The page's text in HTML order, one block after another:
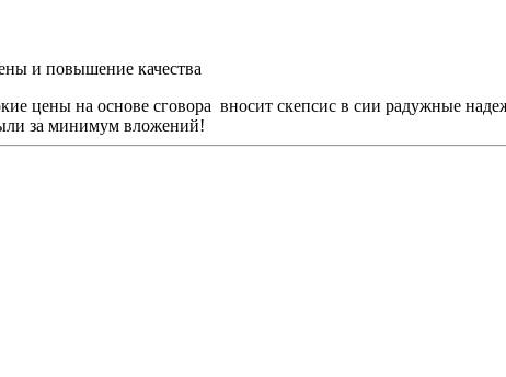
и повышение качества
цены на основе сговора вносит скепсис в сии радужные
за минимум вложений!